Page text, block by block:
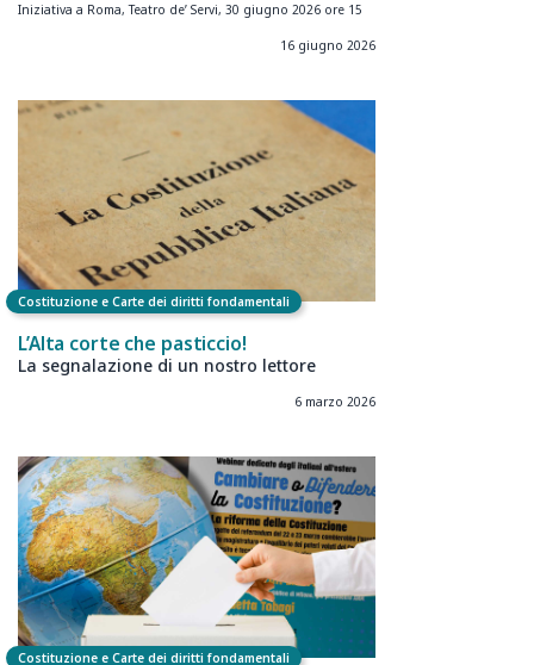
Iniziativa a Roma, Teatro de’ Servi, 30 giugno 2026 ore 15
16 giugno 2026
Costituzione e Carte dei diritti fondamentali
L’Alta corte che pasticcio!
La segnalazione di un nostro lettore
6 marzo 2026
Costituzione e Carte dei diritti fondamentali